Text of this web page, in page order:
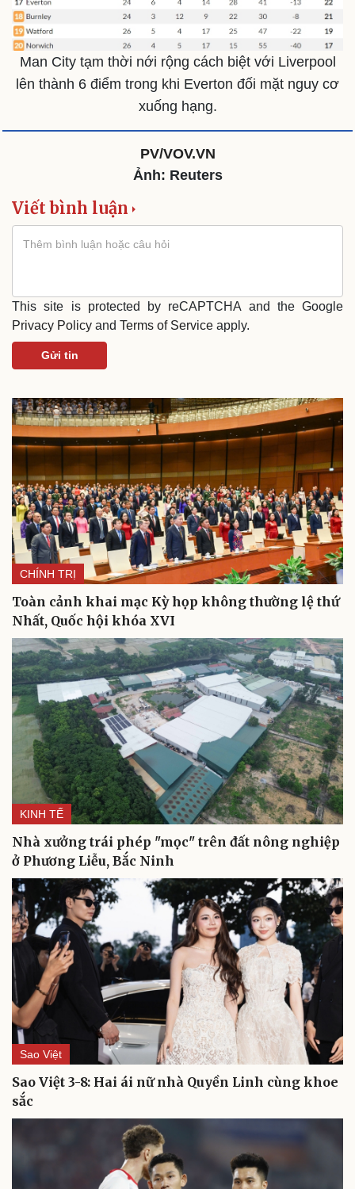
Văn hóa
Sân khấu - Điện ảnh
Văn học
Giải trí
Nghệ sĩ
Thời trang
Sao Việt
Du lịch
Tư vấn
Săn Tour
check-in
Podcast
Câu chuyện thời sự
Kể chuyện cho bé
Hạt giống tâm hồn
Cải chính
Man City tạm thời nới rộng cách biệt với Liverpool
lên thành 6 điểm trong khi Everton đối mặt nguy cơ
xuống hạng.
PV/VOV.VN
Ảnh: Reuters
Viết bình luận
This site is protected by reCAPTCHA and the Google
Privacy Policy and Terms of Service apply.
Gửi tin
CHÍNH TRỊ
Toàn cảnh khai mạc Kỳ họp không thường lệ thứ
Nhất, Quốc hội khóa XVI
KINH TẾ
Nhà xưởng trái phép "mọc" trên đất nông nghiệp
ở Phương Liễu, Bắc Ninh
Sao Việt
Sao Việt 3-8: Hai ái nữ nhà Quyền Linh cùng khoe
sắc